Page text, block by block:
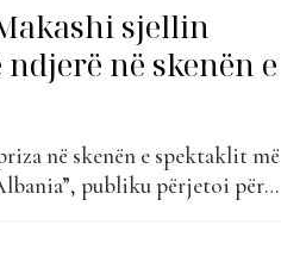
sjellin
në skenën e
në skenën e spektaklit më
publiku përjetoi për